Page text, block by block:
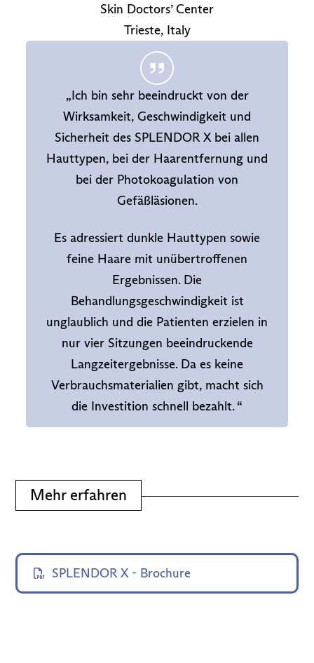
Skin Doctors’ Center
Trieste, Italy
„Ich bin sehr beeindruckt von der
Wirksamkeit, Geschwindigkeit und
Sicherheit des SPLENDOR X bei allen
Hauttypen, bei der Haarentfernung und
bei der Photokoagulation von
Gefäßläsionen.
Es adressiert dunkle Hauttypen sowie
feine Haare mit unübertroffenen
Ergebnissen. Die
Behandlungsgeschwindigkeit ist
unglaublich und die Patienten erzielen in
nur vier Sitzungen beeindruckende
Langzeitergebnisse. Da es keine
Verbrauchsmaterialien gibt, macht sich
die Investition schnell bezahlt. “
Mehr erfahren
SPLENDOR X - Brochure